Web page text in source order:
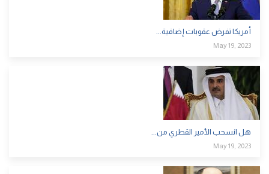
أمريكا تفرض عقوبات إضافية...
May 19, 2023
هل انسحب الأمير القطري من...
May 19, 2023